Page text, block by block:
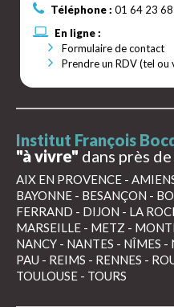
Téléphone : 01 64 23 68
En ligne :
Formulaire de contact
Prendre un RDV (tel ou
Institut François
"à vivre" dans près de
AIX EN PROVENCE -
BAYONNE - BESANÇON -
FERRAND - DIJON - LA
MARSEILLE - METZ -
NANCY - NANTES - NÎMES -
PAU - REIMS - RENNES -
TOULOUSE - TOURS